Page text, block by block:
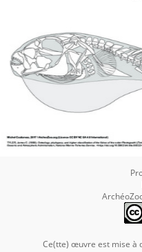
Ce(tte) œuvre est mise à